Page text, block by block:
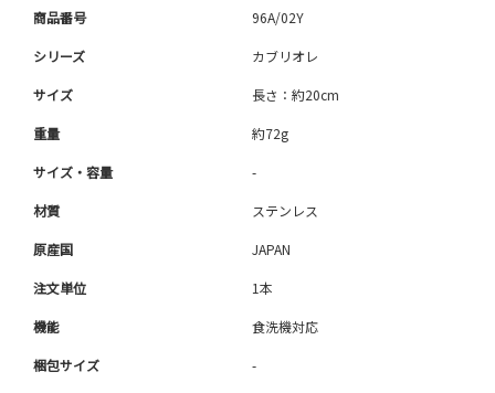
商品番号 96A/02Y
シリーズ カブリオレ
サイズ 長さ：約20cm
重量 約72g
サイズ・容量 -
材質 ステンレス
原産国 JAPAN
注文単位 1本
機能 食洗機対応
梱包サイズ -